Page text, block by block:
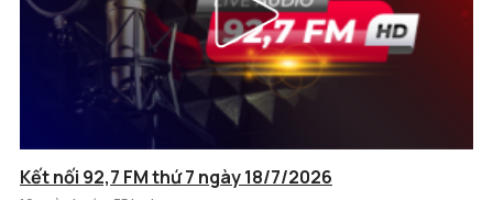
Kết nối 92,7 FM thứ 7 ngày 18/7/2026